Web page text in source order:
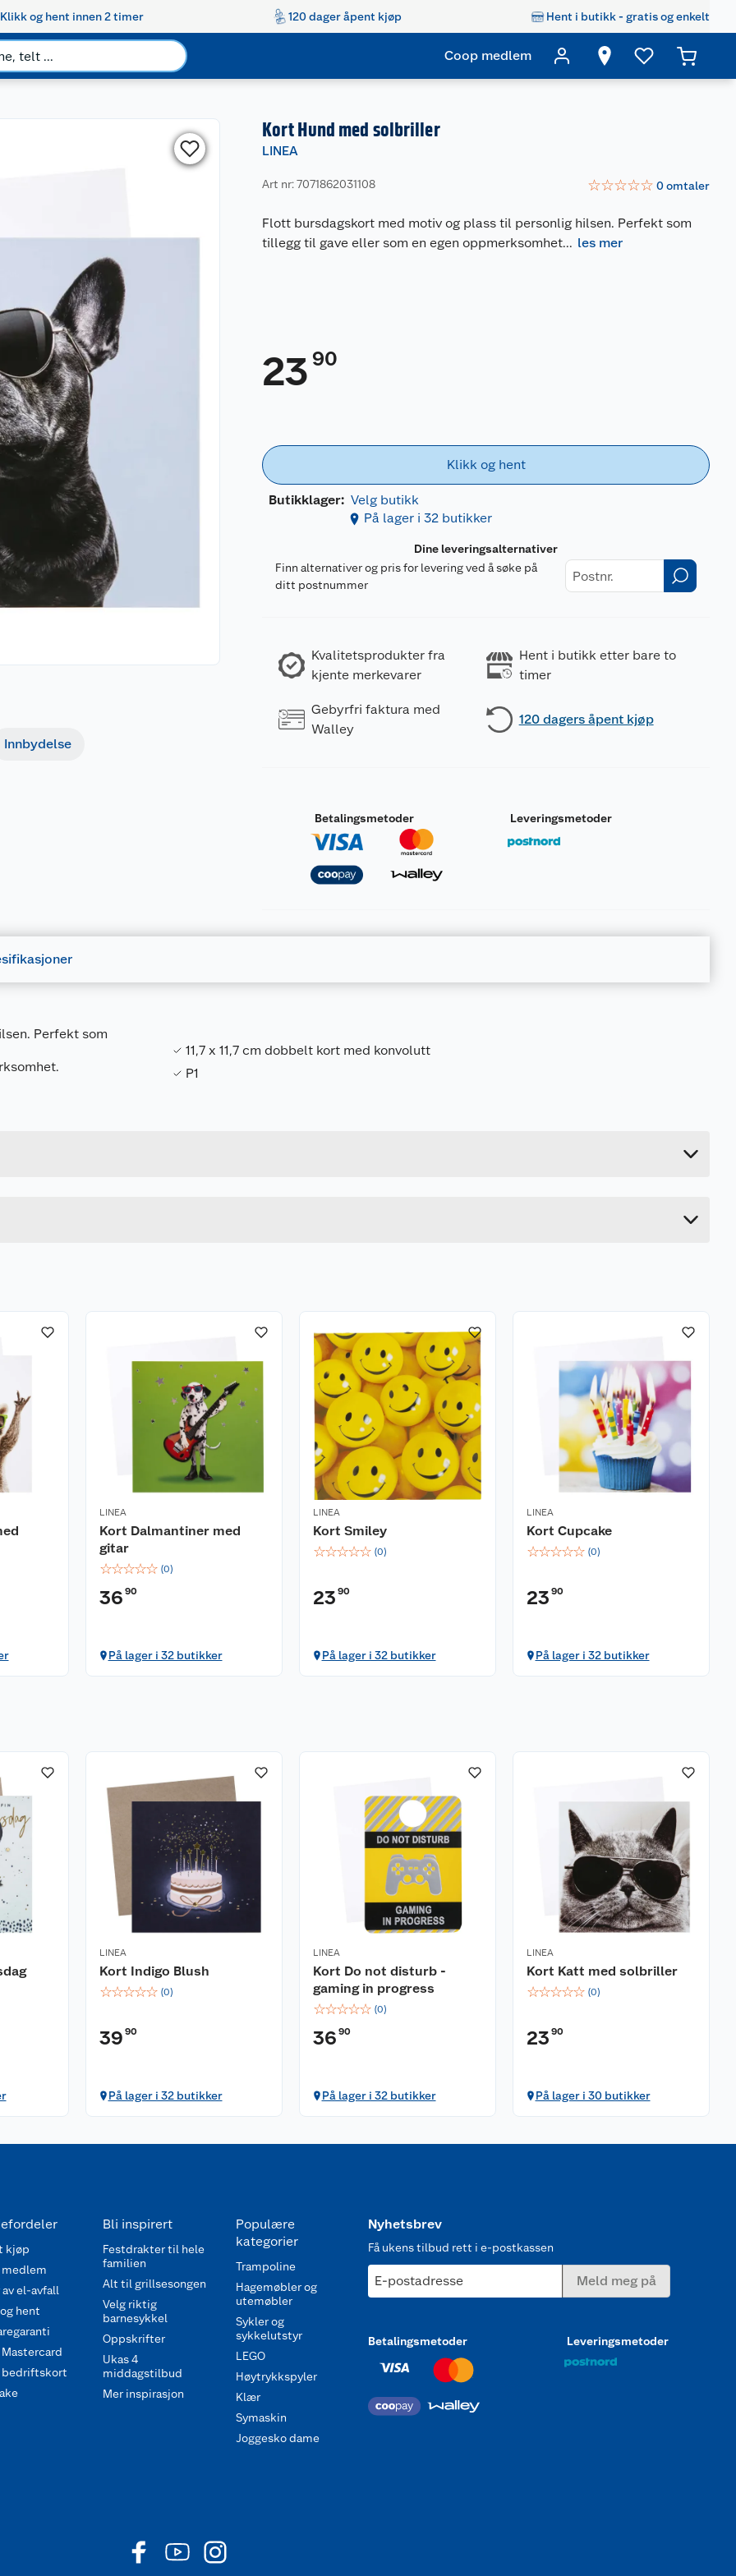
Klikk og hent innen 2 timer 120 dager åpent kjøp Hent i butikk - gratis og enkelt
Coop medlem
Innbydelse
Kort Hund med solbriller
LINEA
Art nr: 7071862031108 ☆☆☆☆☆ 0omtaler
Flott bursdagskort med motiv og plass til personlig hilsen. Perfekt som
tillegg til gave eller som en egen oppmerksomhet... les mer
23 90
Klikk og hent
Butikklager: Velg butikk
På lager i 32 butikker
Dine leveringsalternativer
Finn alternativer og pris for levering ved å søke på
ditt postnummer
Kvalitetsprodukter fra
kjente merkevarer
Hent i butikk etter bare to
timer
Gebyrfri faktura med
Walley
120 dagers åpent kjøp
Betalingsmetoder Leveringsmetoder
Perfekt som
11,7 x 11,7 cm dobbelt kort med konvolutt
P1
LINEA
Kort Dalmantiner med
gitar
☆☆☆☆☆ (0)
36 90
På lager i 32 butikker
LINEA
Kort Smiley
☆☆☆☆☆ (0)
23 90
På lager i 32 butikker
LINEA
Kort Cupcake
☆☆☆☆☆ (0)
23 90
På lager i 32 butikker
LINEA
Kort Indigo Blush
☆☆☆☆☆ (0)
39 90
På lager i 32 butikker
LINEA
Kort Do not disturb -
gaming in progress
☆☆☆☆☆ (0)
36 90
På lager i 32 butikker
LINEA
Kort Katt med solbriller
☆☆☆☆☆ (0)
23 90
På lager i 30 butikker
kjøp
medlem
av el-avfall
hent
bedriftskort
Bli inspirert
Festdrakter til hele
familien
Alt til grillsesongen
Velg riktig
barnesykkel
Oppskrifter
Ukas 4
middagstilbud
Mer inspirasjon
Populære
kategorier
Trampoline
Hagemøbler og
utemøbler
Sykler og
sykkelutstyr
LEGO
Høytrykkspyler
Klær
Symaskin
Joggesko dame
Nyhetsbrev
Få ukens tilbud rett i e-postkassen
E-postadresse Meld meg på
Betalingsmetoder Leveringsmetoder